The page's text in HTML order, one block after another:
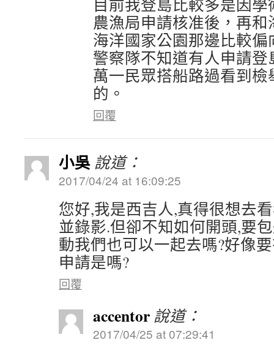
目前我登島比較多是因
農漁局申請核准後，再
海洋國家公園那邊比較
警察隊不知道有人申請登
萬一民眾搭船路過看到
的。
回覆
小吳 說道：
2017/04/24 at 16:09:25
您好,我是西吉人,真得很想去
並錄影.但卻不知如何開頭,要
動我們也可以一起去嗎?好像
申請是嗎?
回覆
accentor 說道：
2017/04/25 at 07:29:41